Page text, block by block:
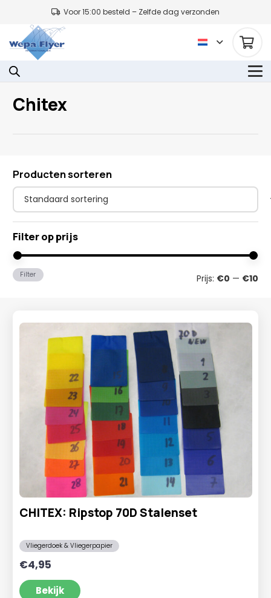
Voor 15:00 besteld – Zelfde dag verzonden
Chitex
Producten sorteren
Filter op prijs
Filter Prijs: €0 — €10
CHITEX: Ripstop 70D Stalenset
Vliegerdoek & Vliegerpapier
€4,95
Bekijk